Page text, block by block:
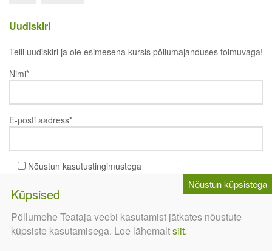
Uudiskiri
Telli uudiskiri ja ole esimesena kursis põllumajanduses toimuvaga!
Nimi*
E-posti aadress*
Nõustun kasutustingimustega
Põllumehe Teataja veebi kasutamist jätkates nõustute
küpsiste kasutamisega. Loe lähemaltsiit.